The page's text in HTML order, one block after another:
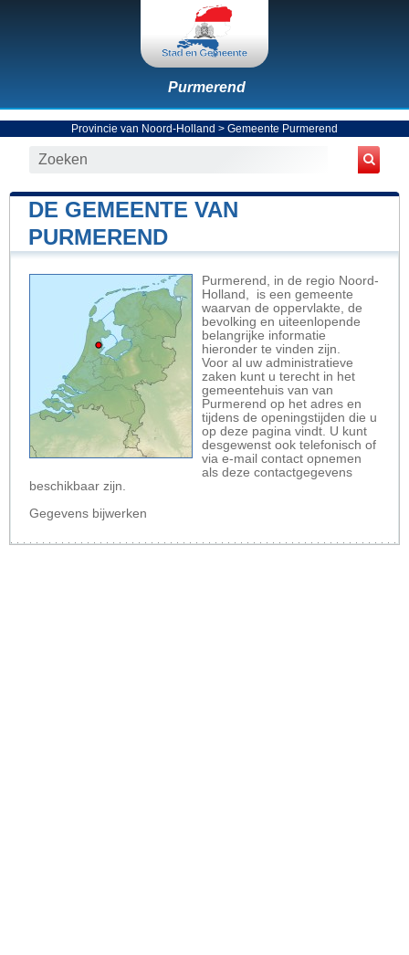
Purmerend
Provincie van Noord-Holland > Gemeente Purmerend
DE GEMEENTE VAN
PURMEREND
Purmerend, in de regio Noord-
Holland, is een gemeente
waarvan de oppervlakte, de
bevolking en uiteenlopende
belangrijke informatie
hieronder te vinden zijn.
Voor al uw administratieve
zaken kunt u terecht in het
gemeentehuis van van
Purmerend op het adres en
tijdens de openingstijden die u
op deze pagina vindt. U kunt
desgewenst ook telefonisch of
via e-mail contact opnemen
als deze contactgegevens
beschikbaar zijn.
Gegevens bijwerken